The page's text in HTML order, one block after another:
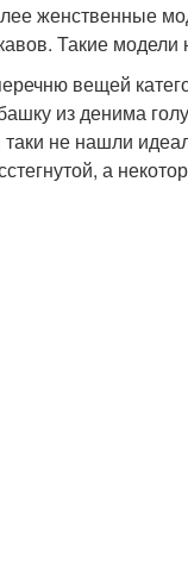
женственные
Такие модели
вещей
из денима
не нашли
а